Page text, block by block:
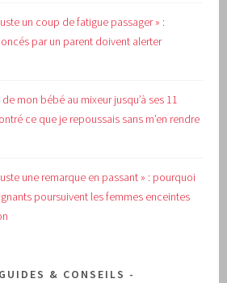
un coup de fatigue passager » :
par un parent doivent alerter
mon bébé au mixeur jusqu’à ses 11
ce que je repoussais sans m’en rendre
une remarque en passant » : pourquoi
poursuivent les femmes enceintes
& CONSEILS